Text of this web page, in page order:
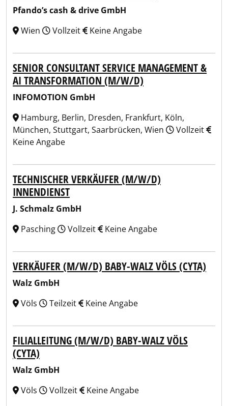
Pfando’s cash & drive GmbH
Wien
Vollzeit Keine Angabe
SENIOR CONSULTANT SERVICE MANAGEMENT &
AI TRANSFORMATION (M/W/D)
INFOMOTION GmbH
Hamburg, Berlin, Dresden, Frankfurt, Köln,
München, Stuttgart, Saarbrücken, Wien
Vollzeit
Keine Angabe
TECHNISCHER VERKÄUFER (M/W/D)
INNENDIENST
J. Schmalz GmbH
Pasching
Vollzeit Keine Angabe
VERKÄUFER (M/W/D) BABY-WALZ VÖLS (CYTA)
Walz GmbH
Völs
Teilzeit Keine Angabe
FILIALLEITUNG (M/W/D) BABY-WALZ VÖLS
(CYTA)
Walz GmbH
Völs
Vollzeit Keine Angabe